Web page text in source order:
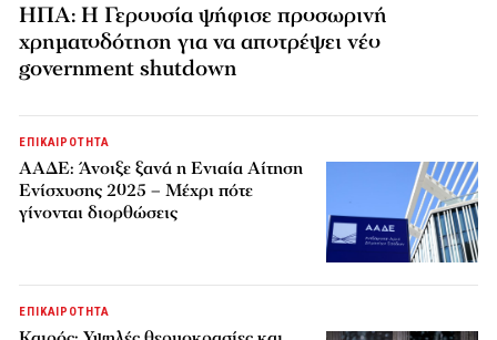
ΗΠΑ: Η Γερουσία ψήφισε προσωρινή
χρηματοδότηση για να αποτρέψει νέο
government shutdown
ΕΠΙΚΑΙΡΟΤΗΤΑ
ΑΑΔΕ: Άνοιξε ξανά η Ενιαία Αίτηση
Ενίσχυσης 2025 – Μέχρι πότε
γίνονται διορθώσεις
ΕΠΙΚΑΙΡΟΤΗΤΑ